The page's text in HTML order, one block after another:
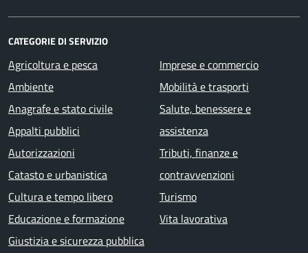
CATEGORIE DI SERVIZIO
Agricoltura e pesca
Ambiente
Anagrafe e stato civile
Appalti pubblici
Autorizzazioni
Catasto e urbanistica
Cultura e tempo libero
Educazione e formazione
Giustizia e sicurezza pubblica
Imprese e commercio
Mobilità e trasporti
Salute, benessere e
assistenza
Tributi, finanze e
contravvenzioni
Turismo
Vita lavorativa